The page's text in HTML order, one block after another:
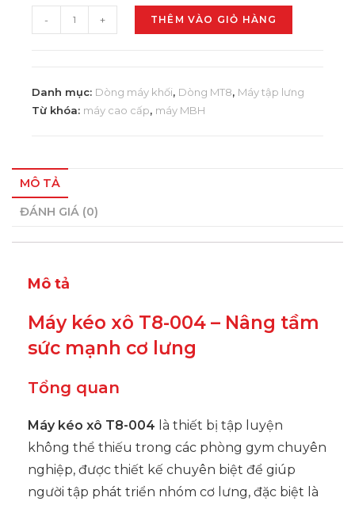
- + THÊM VÀO GIỎ HÀNG
Danh mục: Dòng máy khối, Dòng MT8, Máy tập lưng
Từ khóa: máy cao cấp, máy MBH
MÔ TẢ
ĐÁNH GIÁ (0)
Mô tả
Máy kéo xô T8-004 – Nâng tầm
sức mạnh cơ lưng
Tổng quan
Máy kéo xô T8-004 là thiết bị tập luyện
không thể thiếu trong các phòng gym chuyên
nghiệp, được thiết kế chuyên biệt để giúp
người tập phát triển nhóm cơ lưng, đặc biệt là